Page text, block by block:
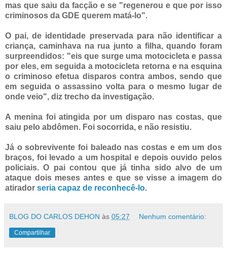
mas que saiu da facção e se "regenerou e que por isso
criminosos da GDE querem matá-lo".
O pai, de identidade preservada para não identificar a
criança, caminhava na rua junto a filha, quando foram
surpreendidos: "eis que surge uma motocicleta e passa
por eles, em seguida a motocicleta retorna e na esquina
o criminoso efetua disparos contra ambos, sendo que
em seguida o assassino volta para o mesmo lugar de
onde veio", diz trecho da investigação.
A menina foi atingida por um disparo nas costas, que
saiu pelo abdômen. Foi socorrida, e não resistiu.
Já o sobrevivente foi baleado nas costas e em um dos
braços, foi levado a um hospital e depois ouvido pelos
policiais. O pai contou que já tinha sido alvo de um
ataque dois meses antes e que se visse a imagem do
atirador seria capaz de reconhecê-lo.
BLOG DO CARLOS DEHON às 05:27 Nenhum comentário:
Compartilhar